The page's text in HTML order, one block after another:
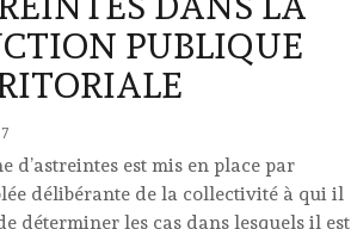
PUBLIQUE
d’astreintes est mis en place par
délibérante de la collectivité à qui il
déterminer les cas dans lesquels il est